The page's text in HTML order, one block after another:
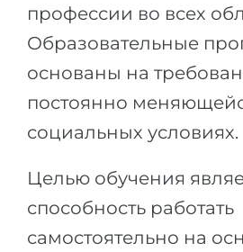
Тест Карта Интересов
Тест RIASEC
Успехна
100%
Наши студенты
КОНСУЛЬТАЦИЯ!
Казахстан
Азербайджан
профессии во всех
Образовательные
основаны на
постоянно
социальных условиях.
Целью обучения
способность работать
самостоятельно на